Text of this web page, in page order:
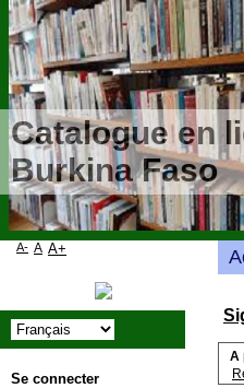
Catalogue en
Burkina Faso
A
A- A A+
Se connecter